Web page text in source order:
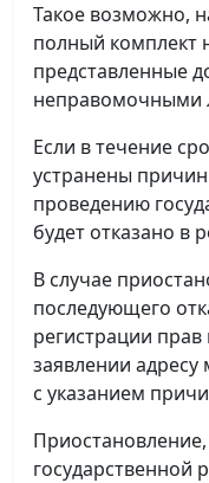
Такое возможно,
полный комплект
представленные
неправомочными
Если в течение
устранены
проведению
будет отказано в
В случае
последующего
регистрации
заявлении
с указанием
государственной